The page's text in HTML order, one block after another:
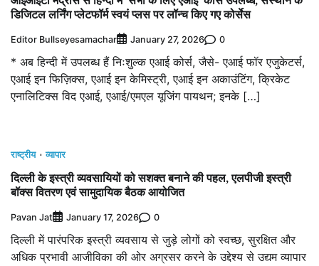
डिजिटल लर्निंग प्लेटफॉर्म स्वयं प्लस पर लॉन्च किए गए कोर्सेस
Editor Bullseyesamachar January 27, 2026 0
* अब हिन्दी में उपलब्ध हैं निःशुल्क एआई कोर्स, जैसे- एआई फॉर एजुकेटर्स,
एआई इन फिज़िक्स, एआई इन केमिस्ट्री, एआई इन अकाउंटिंग, क्रिकेट
एनालिटिक्स विद एआई, एआई/एमएल यूजिंग पायथन; इनके […]
राष्ट्रीय व्यापार
दिल्ली के इस्त्री व्यवसायियों को सशक्त बनाने की पहल, एलपीजी इस्त्री
बॉक्स वितरण एवं सामुदायिक बैठक आयोजित
Pavan Jat January 17, 2026 0
दिल्ली में पारंपरिक इस्त्री व्यवसाय से जुड़े लोगों को स्वच्छ, सुरक्षित और
अधिक प्रभावी आजीविका की ओर अग्रसर करने के उद्देश्य से उद्यम व्यापार